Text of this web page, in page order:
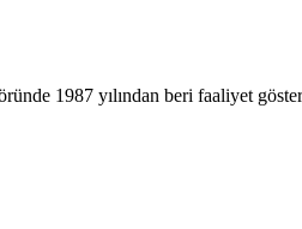
1987 yılından beri faaliyet